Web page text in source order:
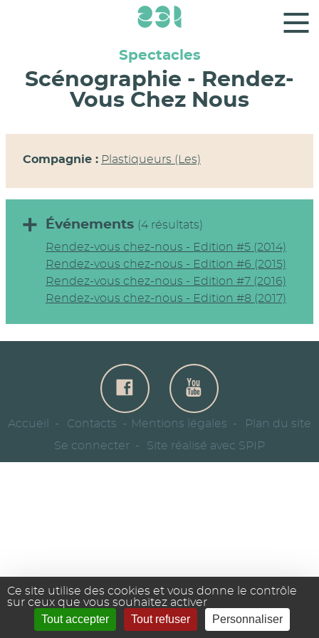
Panneau de gestion des cookies
Ce site utilise des cookies et vous donne le contrôle
sur ceux que vous souhaitez activer
Tout accepter Tout refuser Personnaliser
Spectacles
Scénographie - Rendez-
Vous Chez Nous
Compagnie : Plastiqueurs (Les)
Événements (4 résultats)
Rendez-vous chez-nous - Edition #5 (2014)
Rendez-vous chez-nous - Edition #6 (2015)
Rendez-vous chez-nous - Edition #7 (2016)
Rendez-vous chez-nous - Edition #8 (2017)
Accueil Contacts Mentions légales
Plan du site
Se connecter
Site réalisé avec SPIP